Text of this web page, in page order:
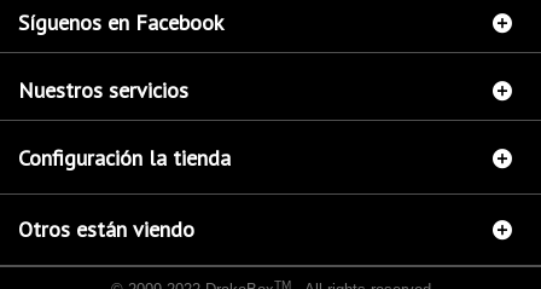
Síguenos en Facebook
Nuestros servicios
Configuración la tienda
Otros están viendo
TM